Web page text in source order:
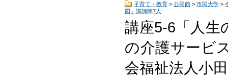
子育て・教育> 公民館> 市民大学>
図」講師陣7人
講座5-6「人生
の介護サービ
会福祉法人小